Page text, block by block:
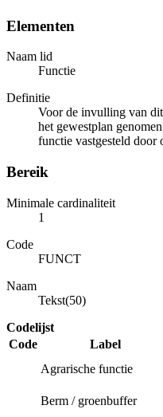
Elementen
Naam lid
Functie
Definitie
Voor de invulling van
het gewestplan
functie vastgesteld door
Bereik
Minimale cardinaliteit
1
Code
FUNCT
Naam
Tekst(50)
Codelijst
Code
Label
Agrarische functie
Berm / groenbuffer